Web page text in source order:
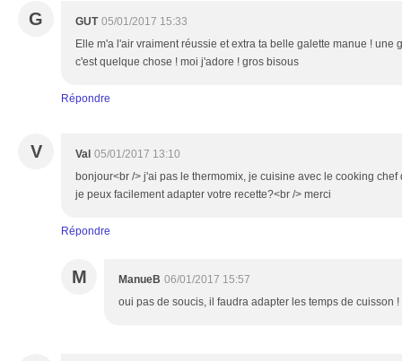
G GUT 05/01/2017 15:33
Elle m'a l'air vraiment réussie et extra ta belle galette manue ! une
c'est quelque chose ! moi j'adore ! gros bisous
Répondre
V Val 05/01/2017 13:10
bonjour<br /> j'ai pas le thermomix, je cuisine avec le cooking
je peux facilement adapter votre recette?<br /> merci
Répondre
M ManueB 06/01/2017 15:57
oui pas de soucis, il faudra adapter les temps de cuisson !